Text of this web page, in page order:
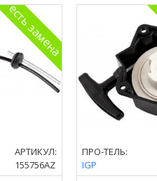
есть замена
АРТИКУЛ:
155756AZ
ПРО-ТЕЛЬ:
IGP